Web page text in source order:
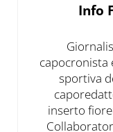
Info
capocronista
sportiva
inserto